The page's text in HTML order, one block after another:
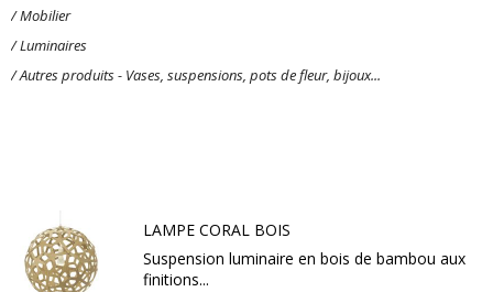
/Mobilier
/Luminaires
/Autres produits - Vases, suspensions, pots de fleur, bijoux...
LAMPE CORAL BOIS
Suspension luminaire en bois de bambou aux
finitions...